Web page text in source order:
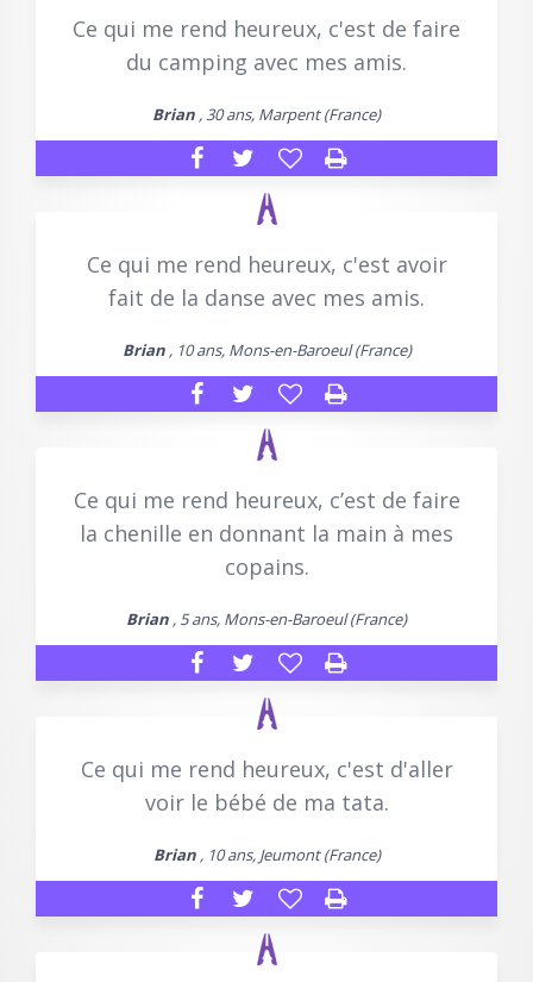
Ce qui me rend heureux, c'est de faire
du camping avec mes amis.
Brian , 30 ans, Marpent (France)
Ce qui me rend heureux, c'est avoir
fait de la danse avec mes amis.
Brian, 10 ans, Mons-en-Baroeul (France)
Ce qui me rend heureux, c’est de faire
la chenille en donnant la main à mes
copains.
Brian , 5 ans, Mons-en-Baroeul (France)
Ce qui me rend heureux, c'est d'aller
voir le bébé de ma tata.
Brian, 10 ans, Jeumont (France)